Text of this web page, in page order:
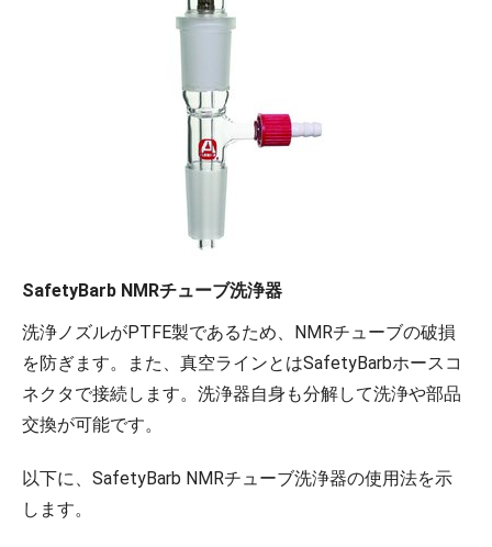
SafetyBarb NMRチューブ洗浄器
洗浄ノズルがPTFE製であるため、NMRチューブの破損
を防ぎます。また、真空ラインとはSafetyBarbホースコ
ネクタで接続します。洗浄器自身も分解して洗浄や部品
交換が可能です。
以下に、SafetyBarb NMRチューブ洗浄器の使用法を示
します。